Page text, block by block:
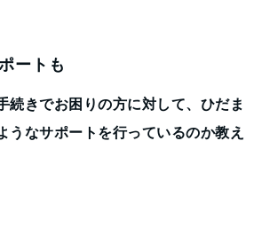
ートも
きでお困りの方に対して、ひだま
うなサポートを行っているのか教え